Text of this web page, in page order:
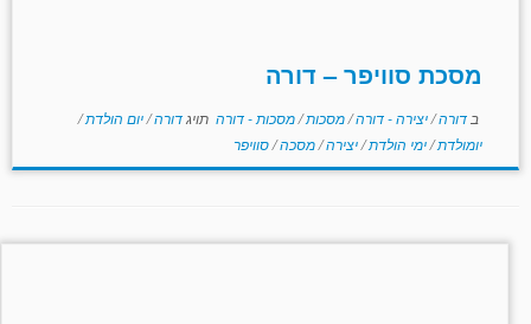
מסכת סוויפר – דורה
ב דורה/יצירה - דורה/מסכות/מסכות - דורה תויגדורה/יום הולדת/
יומולדת/ימי הולדת/יצירה/מסכה/סוויפר